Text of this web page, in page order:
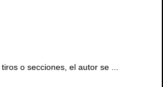
o secciones, el autor se ...